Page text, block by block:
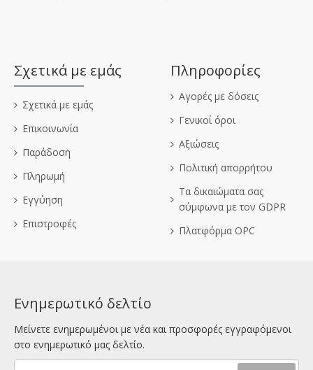
Σχετικά με εμάς
Σχετικά με εμάς
Επικοινωνία
Παράδοση
Πληρωμή
Εγγύηση
Επιστροφές
Πληροφορίες
Αγορές με δόσεις
Γενικοί όροι
Αξιώσεις
Πολιτική απορρήτου
Τα δικαιώματα σας
σύμφωνα με τον GDPR
Πλατφόρμα OPC
Ενημερωτικό δελτίο
Μείνετε ενημερωμένοι με νέα και προσφορές εγγραφόμενοι
στο ενημερωτικό μας δελτίο.